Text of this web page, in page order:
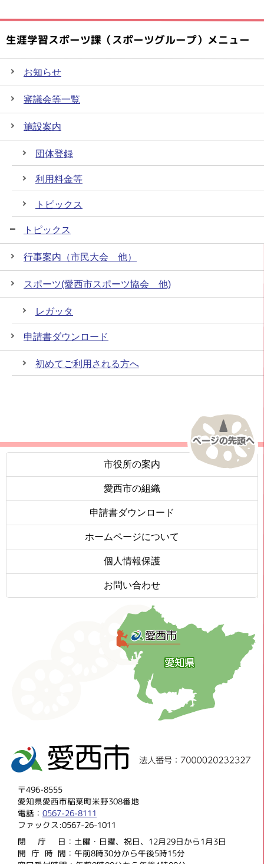
生涯学習スポーツ課（スポーツグループ）メニュー
お知らせ
審議会等一覧
施設案内
団体登録
利用料金等
トピックス
トピックス
行事案内（市民大会 他）
スポーツ(愛西市スポーツ協会 他)
レガッタ
申請書ダウンロード
初めてご利用される方へ
市役所の案内
愛西市の組織
申請書ダウンロード
ホームページについて
個人情報保護
お問い合わせ
〒496-8555
愛知県愛西市稲葉町米野308番地
電話：0567-26-8111
ファックス:0567-26-1011
閉庁 日：土曜・日曜、祝日、12月29日から1月3日
開庁時 間：午前8時30分から午後5時15分